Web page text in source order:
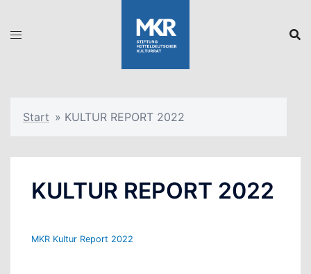
Start » KULTUR REPORT 2022
KULTUR REPORT 2022
MKR Kultur Report 2022